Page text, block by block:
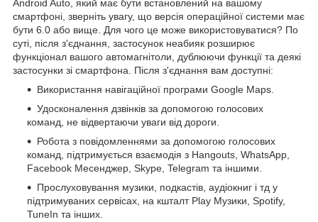
Android Auto, який має бути встановлений на вашому
смартфоні, зверніть увагу, що версія операційної системи має
бути 6.0 або вище. Для чого це може використовуватися? По
суті, після з'єднання, застосунок неабияк розширює
функціонал вашого автомагнітоли, дублюючи функції та деякі
застосунки зі смартфона. Після з'єднання вам доступні:
Використання навігаційної програми Google Maps.
Удосконалення дзвінків за допомогою голосових
команд, не відвертаючи уваги від дороги.
Робота з повідомленнями за допомогою голосових
команд, підтримується взаємодія з Hangouts, WhatsApp,
Facebook Месенджер, Skype, Telegram та іншими.
Прослуховування музики, подкастів, аудіокниг і тд у
підтримуваних сервісах, на кшталт Play Музики, Spotify,
TuneIn та інших.